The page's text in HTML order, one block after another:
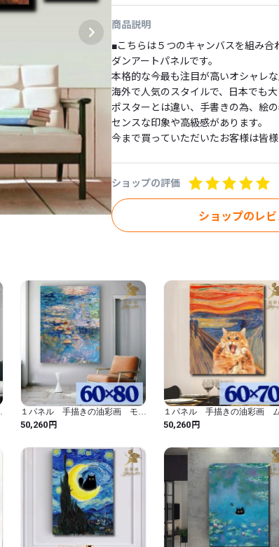
商品説明
■こちらは５つのキャンバスを組み合
ダンアートパネルです。
本格的な今最も注目が高いオシャレ
海外で人気のスタイルで、日本でも
ポスターとは違い、手書きの為、絵
センスな印象や高級感があります。
今まで買っていただいたお客様は皆
立体感あるインテリア空間を演出して
■ご自宅にはもちろん、業務用では
各種施設など様々な空間に飾って頂
また新築祝いや、出産祝いや、開店
【形　状】
キャンパス
５パネルセット、画びょう付
【サイズ】約
30センチ×60センチが2つ
30センチ×70センチが2つ
40センチ×90センチが1つ
厚み；約2センチ
※サイズ、色合いなど若干の誤差はご
【素　材】
手書きの油彩画パネル
【納期】
３０日～50日程度いただきます。
※お客様のご注文を受けてから制作
ほとんどは30日前後で完成しますが
ご理解の上ご注文をお願いいたします
ショップの評価
ショップのレ
１パネル 手描きの油彩画 モ
ネ 睡蓮 アレンジ 縦 絵画
インテリア モダン アートパネ
50,260円
１パネル 手描きの油彩画 ム
クの叫び 猫アレンジ 絵画
ンテリア モダン アートパネル
50,260円